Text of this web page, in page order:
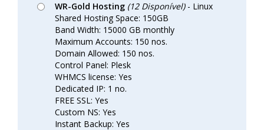
WR-Gold Hosting (12 Disponível)- Linux
Shared Hosting Space: 150GB
Band Width: 15000 GB monthly
Maximum Accounts: 150 nos.
Domain Allowed: 150 nos.
Control Panel: Plesk
WHMCS license: Yes
Dedicated IP: 1 no.
FREE SSL: Yes
Custom NS: Yes
Instant Backup: Yes